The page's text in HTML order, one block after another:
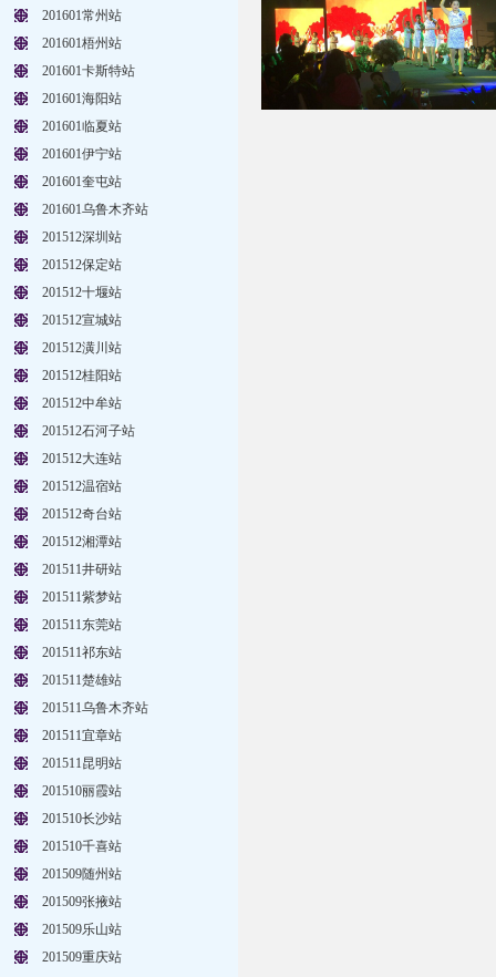
201601常州站
201601梧州站
201601卡斯特站
201601海阳站
201601临夏站
201601伊宁站
201601奎屯站
201601乌鲁木齐站
201512深圳站
201512保定站
201512十堰站
201512宣城站
201512潢川站
201512桂阳站
201512中牟站
201512石河子站
201512大连站
201512温宿站
201512奇台站
201512湘潭站
201511井研站
201511紫梦站
201511东莞站
201511祁东站
201511楚雄站
201511乌鲁木齐站
201511宜章站
201511昆明站
201510丽霞站
201510长沙站
201510千喜站
201509随州站
201509张掖站
201509乐山站
201509重庆站